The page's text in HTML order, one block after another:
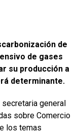
de
de gases
su producción a
determinante.
secretaria general
sobre Comercio
los temas